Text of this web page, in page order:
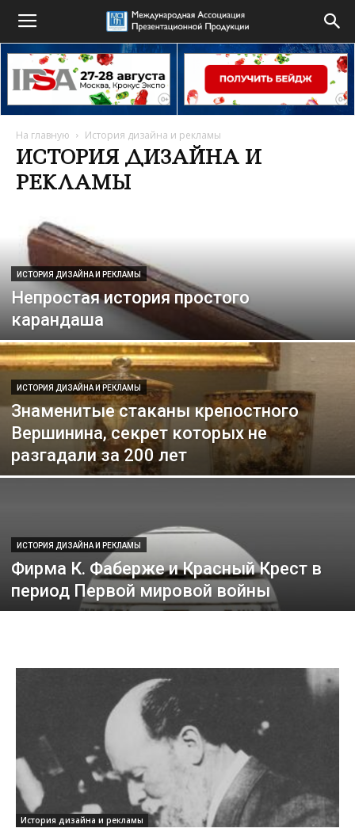
На главную История дизайна и рекламы
ИСТОРИЯ ДИЗАЙНА И
РЕКЛАМЫ
ИСТОРИЯ ДИЗАЙНА И РЕКЛАМЫ
Непростая история простого
карандаша
ИСТОРИЯ ДИЗАЙНА И РЕКЛАМЫ
Знаменитые стаканы крепостного
Вершинина, секрет которых не
разгадали за 200 лет
ИСТОРИЯ ДИЗАЙНА И РЕКЛАМЫ
Фирма К. Фаберже и Красный Крест в
период Первой мировой войны
История дизайна и рекламы